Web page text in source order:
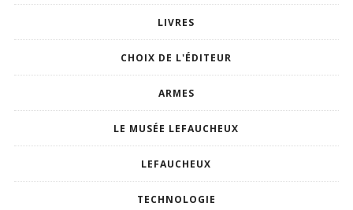
LIVRES
CHOIX DE L'ÉDITEUR
ARMES
LE MUSÉE LEFAUCHEUX
LEFAUCHEUX
TECHNOLOGIE